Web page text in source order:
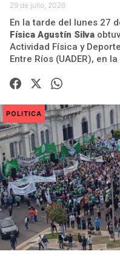
29 de julio, 2026
En la tarde del lunes 27
Física Agustín Silva
Actividad Física y
Entre Ríos (UADER), en
POLITICA